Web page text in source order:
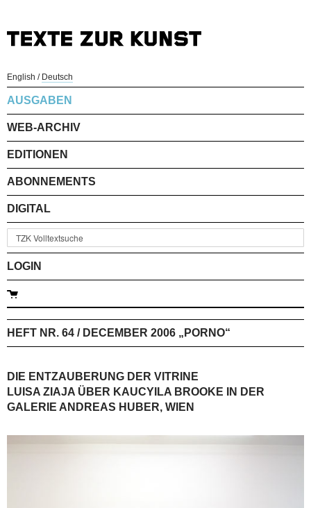
English / Deutsch
AUSGABEN
WEB-ARCHIV
EDITIONEN
ABONNEMENTS
DIGITAL
LOGIN
HEFT NR. 64 / DECEMBER 2006 „PORNO“
DIE ENTZAUBERUNG DER VITRINE
LUISA ZIAJA ÜBER KAUCYILA BROOKE IN DER
GALERIE ANDREAS HUBER, WIEN